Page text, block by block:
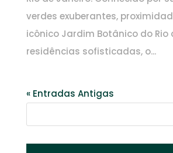
verdes exuberantes,
icônico Jardim Botânico do Rio
residências sofisticadas, o...
« Entradas Antigas